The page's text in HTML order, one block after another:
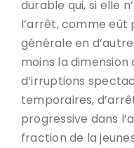
durable qui, si elle
l’arrêt, comme eût
générale en
moins la dimension
d’irruptions
temporaires,
progressive dans
fraction de la